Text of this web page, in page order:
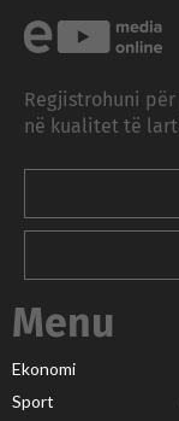
Regjistrohuni
në kualitet të
Menu
Ekonomi
Sport